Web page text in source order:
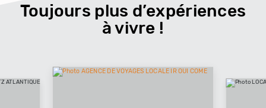
Toujours plus d’expériences
à vivre !